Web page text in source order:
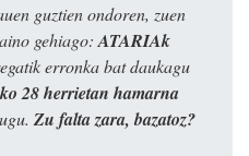
guztien ondoren, zuen
gehiago: ATARIAk
erronka bat daukagu
28 herrietan hamarna
Zu falta zara, bazatoz?